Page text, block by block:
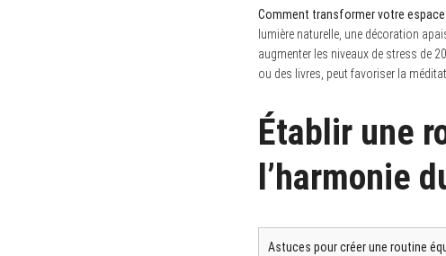
Comment transformer votre espace
lumière naturelle, une décoration
augmenter les niveaux de stress de
ou des livres, peut favoriser la
Établir une
l’harmonie
Astuces pour créer une routine